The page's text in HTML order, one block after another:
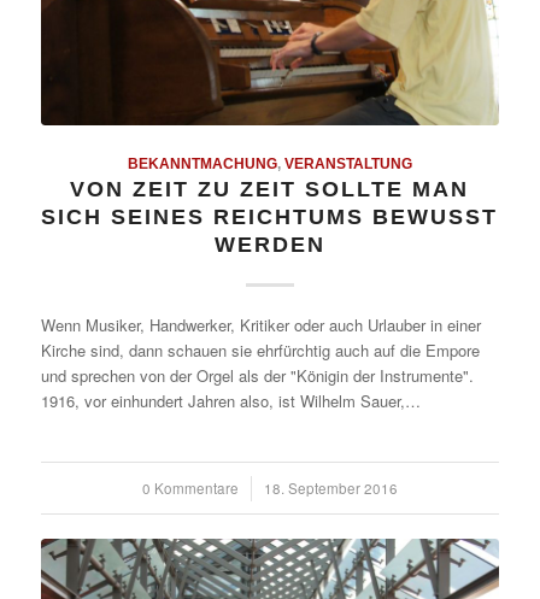
BEKANNTMACHUNG, VERANSTALTUNG
VON ZEIT ZU ZEIT SOLLTE MAN
SICH SEINES REICHTUMS BEWUSST
WERDEN
Wenn Musiker, Handwerker, Kritiker oder auch Urlauber in einer
Kirche sind, dann schauen sie ehrfürchtig auch auf die Empore
und sprechen von der Orgel als der "Königin der Instrumente".
1916, vor einhundert Jahren also, ist Wilhelm Sauer,…
0 Kommentare
/ 18. September 2016